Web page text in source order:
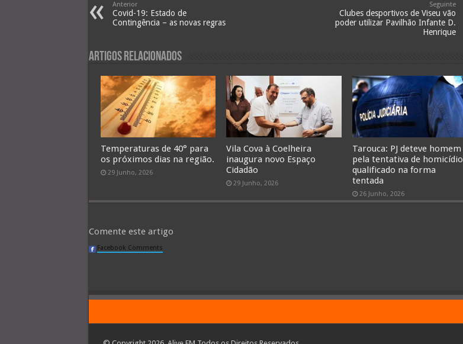
Anterior
Covid-19: Estado de
Contingência – as novas regras
Seguinte
Clubes desportivos de Viseu vão
poder utilizar Pavilhão Infante D.
Henrique
Artigos Relacionados
Temperaturas de 40° para
os próximos dias na região.
29 Junho, 2026
Vila Cova à Coelheira
inaugura novo Espaço
Cidadão
29 Junho, 2026
Tarouca: PJ deteve homem
pela tentativa de homicídio
qualificado na forma
tentada
26 Junho, 2026
Comente este artigo
Facebook Comments